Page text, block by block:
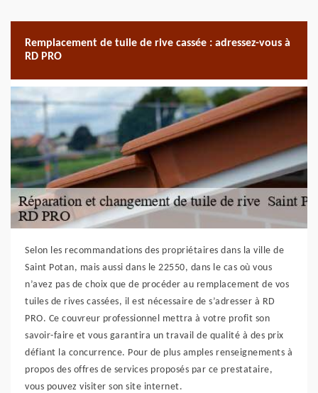
Remplacement de tuile de rive cassée : adressez-vous à
RD PRO
Selon les recommandations des propriétaires dans la ville de
Saint Potan, mais aussi dans le 22550, dans le cas où vous
n’avez pas de choix que de procéder au remplacement de vos
tuiles de rives cassées, il est nécessaire de s’adresser à RD
PRO. Ce couvreur professionnel mettra à votre profit son
savoir-faire et vous garantira un travail de qualité à des prix
défiant la concurrence. Pour de plus amples renseignements à
propos des offres de services proposés par ce prestataire,
vous pouvez visiter son site internet.